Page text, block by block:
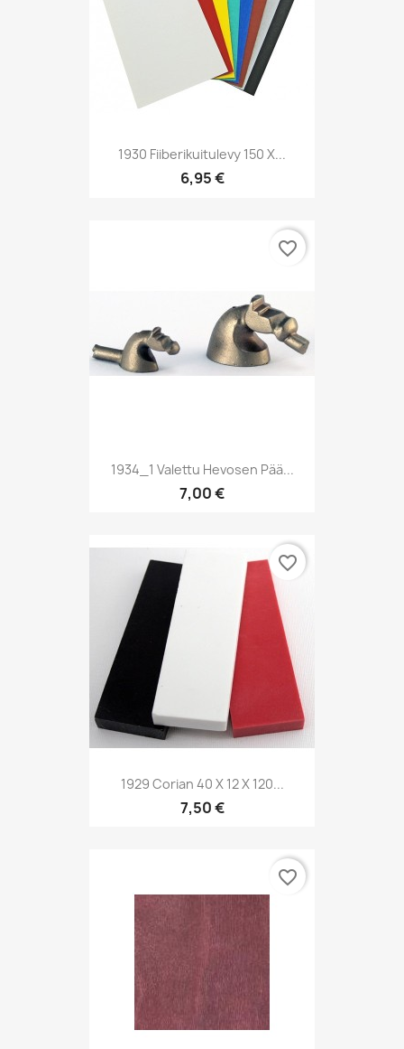
1930 Fiiberikuitulevy 150 X...
6,95 €
1934_1 Valettu Hevosen Pää...
7,00 €
favorite_border
1929 Corian 40 X 12 X 120...
7,50 €
favorite_border
favorite_border